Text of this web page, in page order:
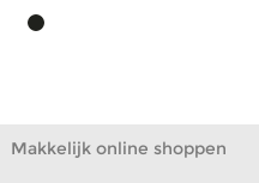
Makkelijk online shoppen